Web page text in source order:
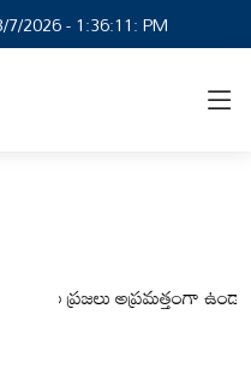
7/2026 - 1:36:12: PM
ప్రజలు అప్రమత్తంగా ఉండాలి